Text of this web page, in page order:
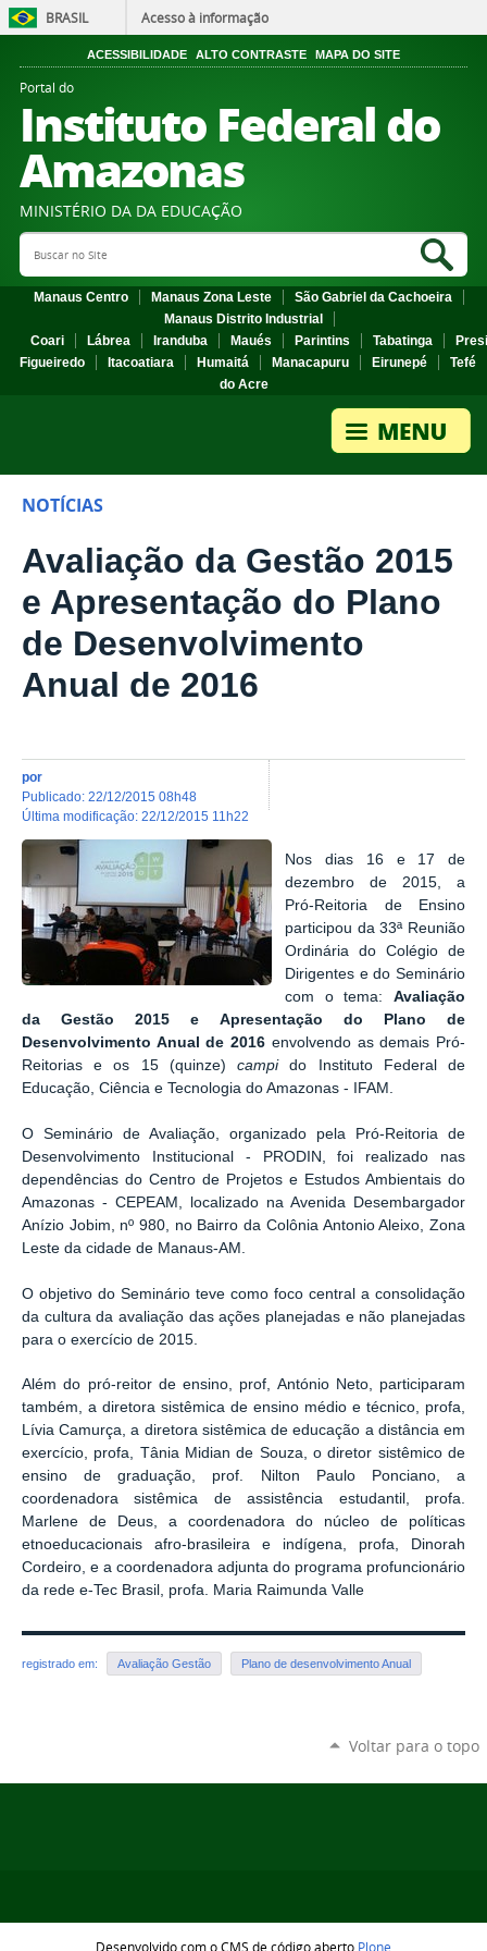
BRASIL Acesso à informação
ACESSIBILIDADE ALTO CONTRASTE MAPA DO SITE
Portal do
Instituto Federal do
Amazonas
MINISTÉRIO DA DA EDUCAÇÃO
Search Site
Manaus Centro Manaus Zona Leste
São Gabriel da Cachoeira
Manaus Distrito Industrial
Coari
Lábrea Iranduba Maués Parintins Tabatinga
Figueiredo
Itacoatiara Humaitá Manacapuru Eirunepé
Tefé
do Acre
NOTÍCIAS
Avaliação da Gestão 2015
e Apresentação do Plano
de Desenvolvimento
Anual de 2016
por
publicado: 22/12/2015 08h48
última modificação: 22/12/2015 11h22
Nos dias 16 e 17 de
dezembro de 2015, a
Pró-Reitoria de Ensino
participou da 33ª Reunião
Ordinária do Colégio de
Dirigentes e do Seminário
com o tema: Avaliação
da Gestão 2015 e Apresentação do Plano de
Desenvolvimento Anual de 2016 envolvendo as demais Pró-
Reitorias e os 15 (quinze)campido Instituto Federal de
Educação, Ciência e Tecnologia do Amazonas - IFAM.
O Seminário de Avaliação, organizado pela Pró-Reitoria de
Desenvolvimento Institucional - PRODIN, foi realizado nas
dependências do Centro de Projetos e Estudos Ambientais do
Amazonas - CEPEAM, localizado na Avenida Desembargador
Anízio Jobim, nº 980, no Bairro da Colônia Antonio Aleixo, Zona
Leste da cidade de Manaus-AM.
O objetivo do Seminário teve como foco central a consolidação
da cultura da avaliação das ações planejadas e não planejadas
para o exercício de 2015.
Além do pró-reitor de ensino, prof, António Neto, participaram
também, a diretora sistêmica de ensino médio e técnico, profa,
Lívia Camurça, a diretora sistêmica de educação a distância em
exercício, profa, Tânia Midian de Souza, o diretor sistêmico de
ensino de graduação, prof. Nilton Paulo Ponciano, a
coordenadora sistêmica de assistência estudantil, profa.
Marlene de Deus, a coordenadora do núcleo de políticas
etnoeducacionais afro-brasileira e indígena, profa, Dinorah
Cordeiro, e a coordenadora adjunta do programa profuncionário
da rede e-Tec Brasil, profa. Maria Raimunda Valle
registrado em: Avaliação Gestão Plano de desenvolvimento Anual
Voltar para o topo
Desenvolvido com o CMS de código aberto Plone